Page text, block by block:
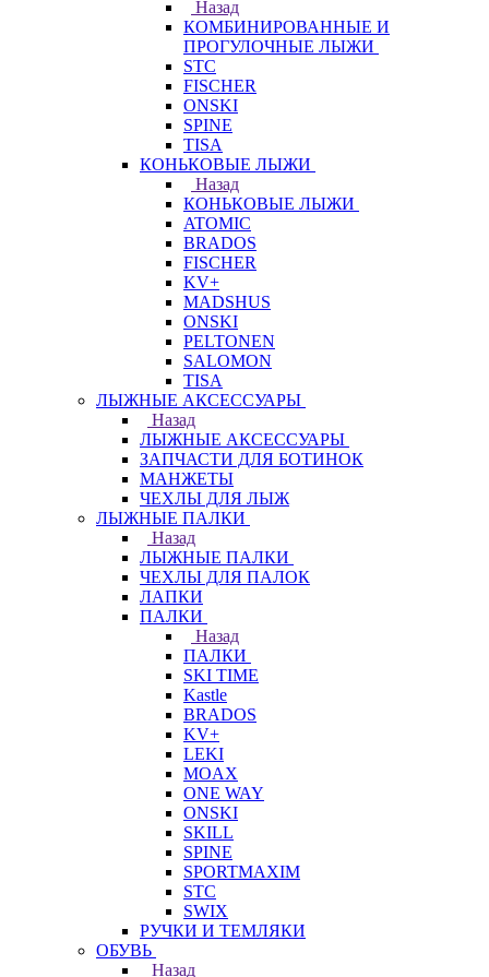
Назад
КОМБИНИРОВАННЫЕ И
ПРОГУЛОЧНЫЕ ЛЫЖИ
STC
FISCHER
ONSKI
SPINE
TISA
КОНЬКОВЫЕ ЛЫЖИ
Назад
КОНЬКОВЫЕ ЛЫЖИ
ATOMIC
BRADOS
FISCHER
KV+
MADSHUS
ONSKI
PELTONEN
SALOMON
TISA
ЛЫЖНЫЕ АКСЕССУАРЫ
Назад
ЛЫЖНЫЕ АКСЕССУАРЫ
ЗАПЧАСТИ ДЛЯ БОТИНОК
МАНЖЕТЫ
ЧЕХЛЫ ДЛЯ ЛЫЖ
ЛЫЖНЫЕ ПАЛКИ
Назад
ЛЫЖНЫЕ ПАЛКИ
ЧЕХЛЫ ДЛЯ ПАЛОК
ЛАПКИ
ПАЛКИ
Назад
ПАЛКИ
SKI TIME
Kastle
BRADOS
KV+
LEKI
MOAX
ONE WAY
ONSKI
SKILL
SPINE
SPORTMAXIM
STC
SWIX
РУЧКИ И ТЕМЛЯКИ
ОБУВЬ
Назад